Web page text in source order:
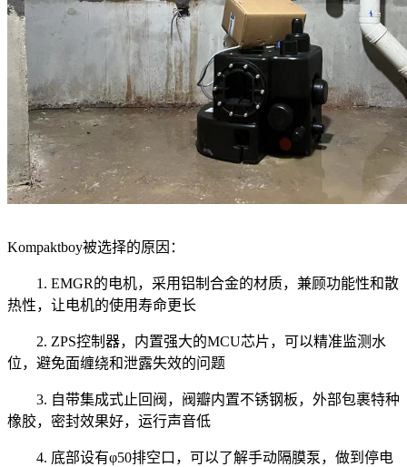
Kompaktboy被选择的原因：
1. EMGR的电机，采用铝制合金的材质，兼顾功能性和散
热性，让电机的使用寿命更长
2. ZPS控制器，内置强大的MCU芯片，可以精准监测水
位，避免面缠绕和泄露失效的问题
3. 自带集成式止回阀，阀瓣内置不锈钢板，外部包裹特种
橡胶，密封效果好，运行声音低
4. 底部设有φ50排空口，可以了解手动隔膜泵，做到停电